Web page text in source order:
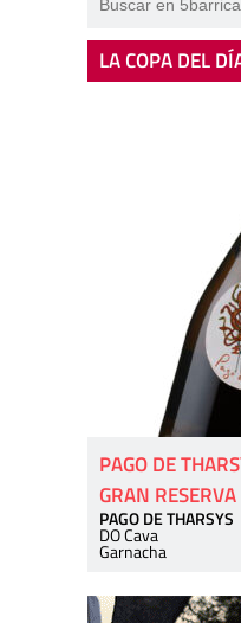
LA COPA DEL
PAGO DE
GRAN RESERVA
PAGO DE THARSYS
DO Cava
Garnacha